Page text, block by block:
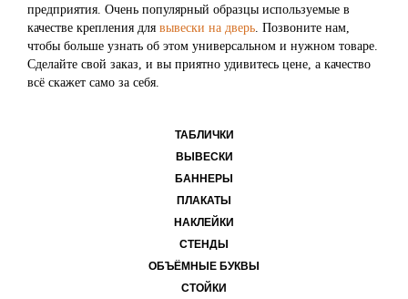
предприятия. Очень популярный образцы используемые в
качестве крепления для вывески на дверь . Позвоните нам,
чтобы больше узнать об этом универсальном и нужном товаре.
Сделайте свой заказ, и вы приятно удивитесь цене, а качество
всё скажет само за себя.
ТАБЛИЧКИ
ВЫВЕСКИ
БАННЕРЫ
ПЛАКАТЫ
НАКЛЕЙКИ
СТЕНДЫ
ОБЪЁМНЫЕ БУКВЫ
СТОЙКИ